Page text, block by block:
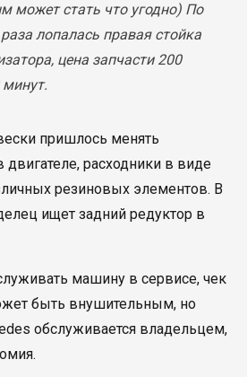
может стать что угодно) По
лопалась правая стойка
цена запчасти 200
пришлось менять
двигателе, расходники в виде
резиновых элементов. В
ищет задний редуктор в
машину в сервисе, чек
быть внушительным, но
обслуживается владельцем,